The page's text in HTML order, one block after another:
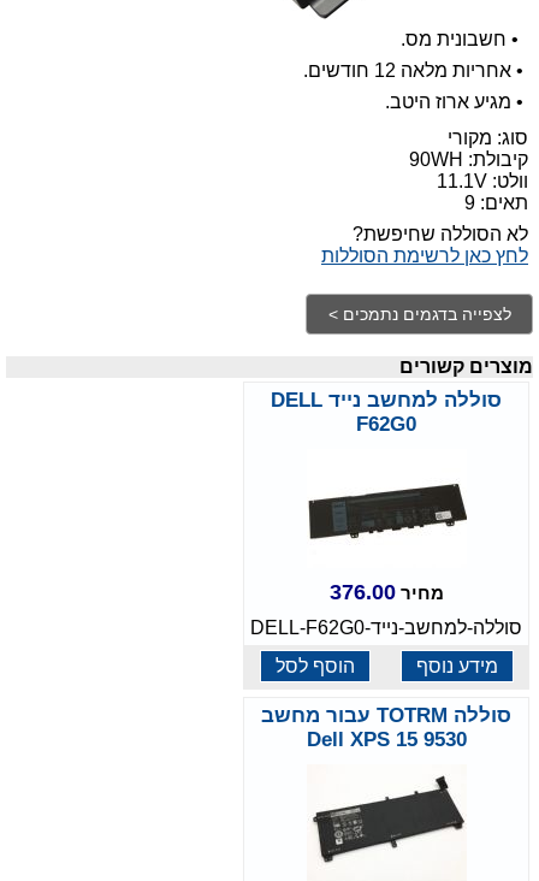
• חשבונית מס.
• אחריות מלאה 12 חודשים.
• מגיע ארוז היטב.
סוג: מקורי
קיבולת: 90WH
וולט: 11.1V
תאים: 9
לא הסוללה שחיפשת?
לחץ כאן לרשימת הסוללות
מוצרים קשורים
סוללה למחשב נייד DELL
F62G0
מחיר376.00
סוללה-למחשב-נייד-DELL-F62G0
מידע נוסף
הוסף לסל
סוללה TOTRM עבור מחשב
Dell XPS 15 9530